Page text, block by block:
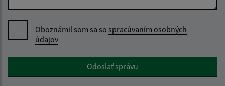
Oboznámil som sa so spracúvaním osobných
údajov
Google reCaptcha ResponseOdoslať správu